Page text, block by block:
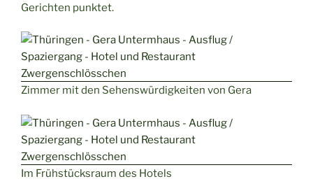
Gerichten punktet.
Zimmer mit den Sehenswürdigkeiten von Gera
Im Frühstücksraum des Hotels